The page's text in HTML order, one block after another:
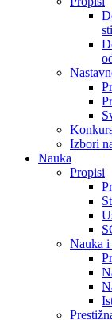
Izbori
Nauka
Propisi
Nauka i